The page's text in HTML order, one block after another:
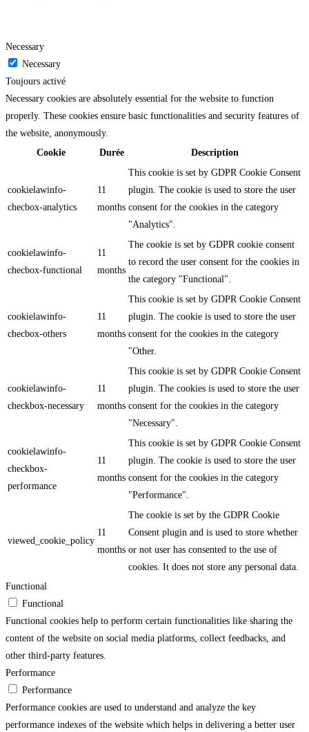
Necessary
Necessary
Toujours activé
Necessary cookies are absolutely essential for the website to function
properly. These cookies ensure basic functionalities and security features of
the website, anonymously.
Cookie
Durée Description
cookielawinfo-
checbox-analytics
11
months
This cookie is set by GDPR Cookie Consent
plugin. The cookie is used to store the user
consent for the cookies in the category
"Analytics".
cookielawinfo-
checbox-functional
11
months
The cookie is set by GDPR cookie consent
to record the user consent for the cookies in
the category "Functional".
cookielawinfo-
checbox-others
11
months
This cookie is set by GDPR Cookie Consent
plugin. The cookie is used to store the user
consent for the cookies in the category
"Other.
cookielawinfo-
checkbox-necessary
11
months
This cookie is set by GDPR Cookie Consent
plugin. The cookies is used to store the user
consent for the cookies in the category
"Necessary".
cookielawinfo-
checkbox-
performance
11
months
This cookie is set by GDPR Cookie Consent
plugin. The cookie is used to store the user
consent for the cookies in the category
"Performance".
viewed_cookie_policy
11
months
The cookie is set by the GDPR Cookie
Consent plugin and is used to store whether
or not user has consented to the use of
cookies. It does not store any personal data.
Functional
Functional
Functional cookies help to perform certain functionalities like sharing the
content of the website on social media platforms, collect feedbacks, and
other third-party features.
Performance
Performance
Performance cookies are used to understand and analyze the key
performance indexes of the website which helps in delivering a better user